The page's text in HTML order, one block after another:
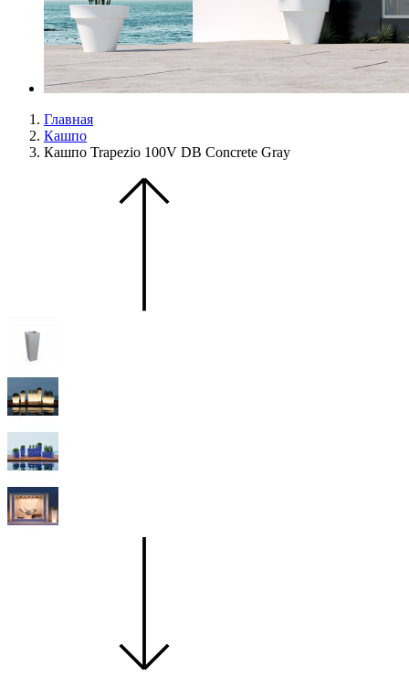
Главная
Кашпо
Кашпо Trapezio 100V DB Concrete Gray